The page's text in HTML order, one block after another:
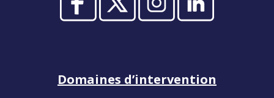
Domaines d’intervention